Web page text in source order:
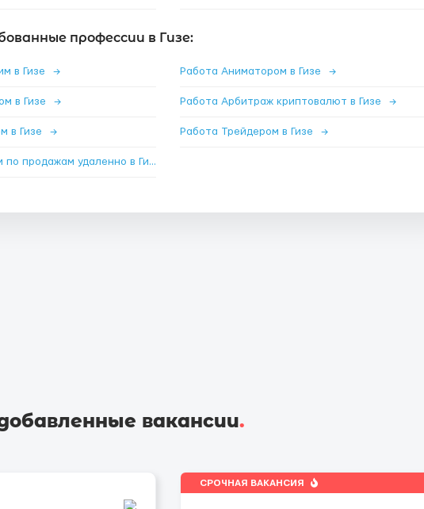
профессии в Гизе:
в Гизе → Работа Аниматором в Гизе →
в Гизе → Работа Арбитраж криптовалют в Гизе →
в Гизе → Работа Трейдером в Гизе →
Работа Менеджером по продажам удаленно в Гизе
вакансии.
СРОЧНАЯ ВАКАНСИЯ